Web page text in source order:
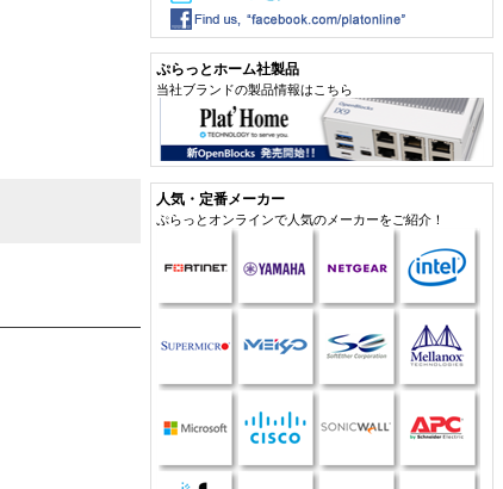
ぷらっとホーム社製品
当社ブランドの製品情報はこちら
人気・定番メーカー
ぷらっとオンラインで人気のメーカーをご紹介！